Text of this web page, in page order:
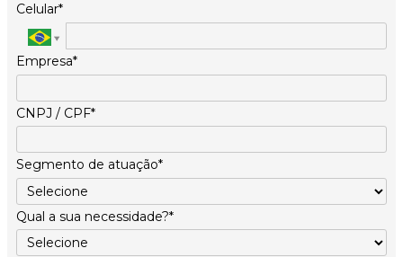
Celular*
Empresa*
CNPJ / CPF*
Segmento de atuação*
Qual a sua necessidade?*